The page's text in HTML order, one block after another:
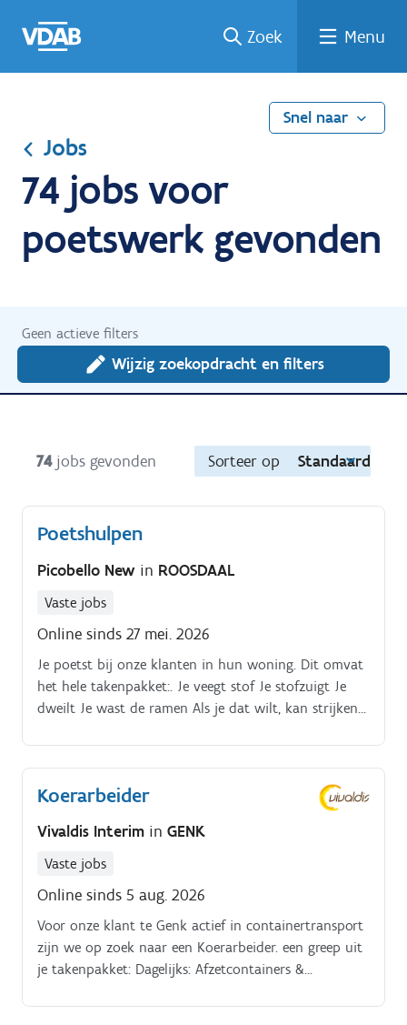
naar
een
een
job
naar
Zoek Menu
Snel naar
Jobs
74 jobs voor
poetswerk gevonden
Geen actieve filters
Wijzig zoekopdracht en filters
74 jobs gevonden Sorteer op Standaard
Poetshulpen
Picobello New in ROOSDAAL
Vaste jobs
Online sinds 27 mei. 2026
Je poetst bij onze klanten in hun woning. Dit omvat
het hele takenpakket:. Je veegt stof Je stofzuigt Je
dweilt Je wast de ramen Als je dat wilt, kan strijken
Koerarbeider
Vivaldis Interim in GENK
Vaste jobs
Online sinds 5 aug. 2026
Voor onze klant te Genk actief in containertransport
zijn we op zoek naar een Koerarbeider. een greep uit
je takenpakket: Dagelijks: Afzetcontainers &